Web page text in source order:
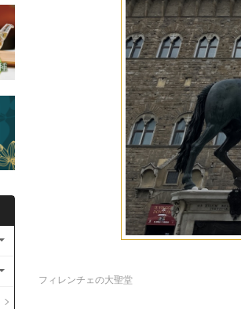
フィレンチェの大聖堂